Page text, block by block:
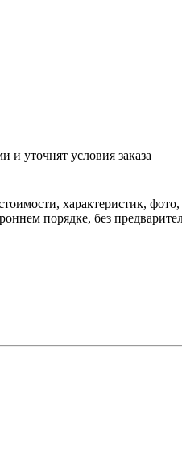
и уточнят условия заказа
характеристик,
порядке, без